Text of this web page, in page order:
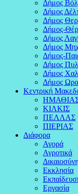
Δήμος
Δήμος
Δήμος
Δήμος-
Δήμος
Δήμος
Δήμος-
Δήμος
Δήμος
Δήμος
Κεντρική
ΚΙΛΚΙΣ
ΠΕΛΛΑΣ
ΠΙΕΡΙΑΣ
Διάφορα
Αγορά
Αγροτικά
Εκκλησία
Εργασία